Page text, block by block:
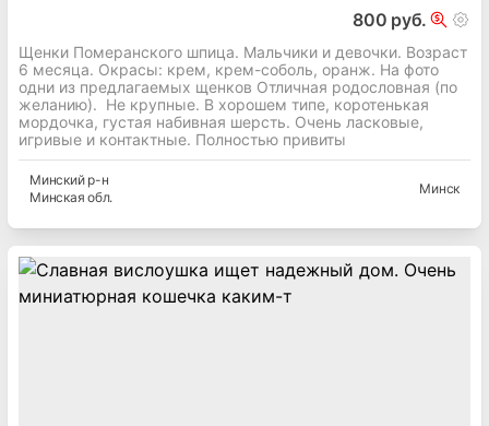
800 руб.
Щенки Померанского шпица. Мальчики и девочки. Возраст
6 месяца. Окрасы: крем, крем-соболь, оранж. На фото
одни из предлагаемых щенков Отличная родословная (по
желанию). Не крупные. В хорошем типе, коротенькая
мордочка, густая набивная шерсть. Очень ласковые,
игривые и контактные. Полностью привиты
Минскийр-н
Минская обл.
Минск